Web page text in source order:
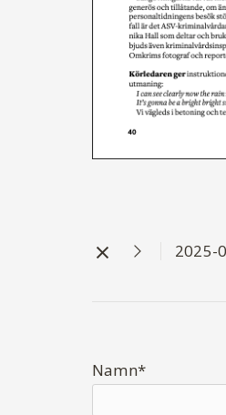
2025-
Namn*